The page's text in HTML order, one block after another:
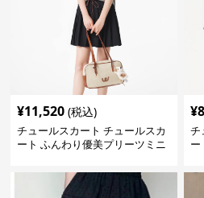
¥11,520 (税込)
チュールスカート チュールスカ
ート ふんわり優美プリーツミニ
¥
チ
ー